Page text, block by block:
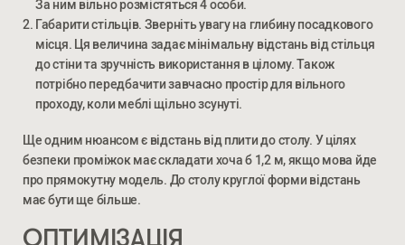
За ним вільно розмістяться 4 особи.
Габарити стільців. Зверніть увагу на глибину посадкового
місця. Ця величина задає мінімальну відстань від стільця
до стіни та зручність використання в цілому. Також
потрібно передбачити завчасно простір для вільного
проходу, коли меблі щільно зсунуті.
Ще одним нюансом є відстань від плити до столу. У цілях
безпеки проміжок має складати хоча б 1,2 м, якщо мова йде
про прямокутну модель. До столу круглої форми відстань
має бути ще більше.
ОПТИМІЗАЦІЯ